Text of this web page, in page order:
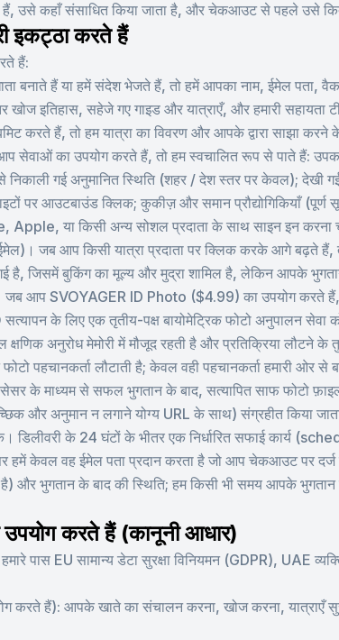
उसे कहाँ संसाधित किया जाता है, और चेकआउट से पहले उसे
इकट्ठा करते हैं
हैं:
बनाते हैं या हमें संदेश भेजते हैं, तो हमें आपका नाम, ईमेल पता,
खोज इतिहास, सहेजे गए गाइड और यात्राएँ, और हमारी सहायता
करते हैं, तो हम यात्रा का विवरण और आपके द्वारा साझा
का उपयोग करते हैं, तो हम स्वचालित रूप से पाते हैं:
गई अनुमानित स्थिति (शहर / देश स्तर पर केवल); देखी
पर आउटबाउंड क्लिक; कुकीज़ और समान प्रौद्योगिकियाँ (पूर्ण
या किसी अन्य सोशल प्रदाता के साथ साइन इन करना
जब आप किसी यात्रा प्रदाता पर क्लिक करके आगे बढ़ते हैं,
है, जिसमें बुकिंग का मूल्य और मुद्रा शामिल है, लेकिन आपके भुगतान
जब आप SVOYAGER ID Photo ($4.99) का उपयोग करते
के लिए एक तृतीय-पक्ष बायोमेट्रिक फोटो अनुपालन सेवा
अनुरोध मेमोरी में मौजूद रहती है और प्रतिक्रिया लौटने के
पहचानकर्ता लौटाती है; केवल वही पहचानकर्ता हमारी ओर
के माध्यम से सफल भुगतान के बाद, सत्यापित साफ फोटो
और अनुमान न लगाने योग्य URL के साथ) संग्रहीत किया
के 24 घंटों के भीतर एक निर्धारित सफाई कार्य
हमें केवल वह ईमेल पता प्रदान करता है जो आप चेकआउट पर
और भुगतान के बाद की स्थिति; हम किसी भी समय आपके
करते हैं (कानूनी आधार)
पास EU सामान्य डेटा सुरक्षा विनियमन (GDPR), UAE
करते हैं): आपके खाते का संचालन करना, खोज करना, यात्राएँ